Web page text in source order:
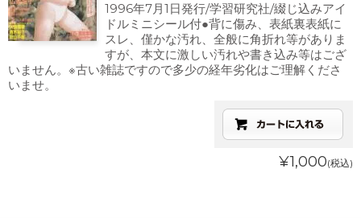
1996年7月1日発行/学習研究社/綴じ込みアイ
ドルミニシール付●背に傷み、表紙裏表紙に
スレ、僅かな汚れ、全般に角折れ等がありま
すが、本文に激しい汚れや書き込み等はござ
いません。※古い雑誌ですので多少の経年劣化はご理解くださ
いませ。
¥1,000(税込)